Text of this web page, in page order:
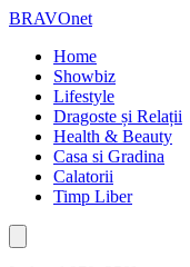
BRAVOnet
Home
Showbiz
Lifestyle
Dragoste și Relații
Health & Beauty
Casa si Gradina
Calatorii
Timp Liber